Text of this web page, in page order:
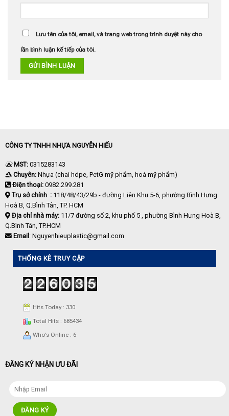
Lưu tên của tôi, email, và trang web trong trình duyệt này cho
lần bình luận kế tiếp của tôi.
CÔNG TY TNHH NHỰA NGUYỄN HIẾU
MST: 0315283143
Chuyên: Nhựa (chai hdpe, PetG mỹ phẩm, hoá mỹ phẩm)
Điện thoại: 0982.299.281
Trụ sở chính : 118/48/43/29b - đường Liên Khu 5-6, phường Bình Hưng
Hoà B, Q.Bình Tân, TP. HCM
Địa chỉ nhà máy: 11/7 đường số 2, khu phố 5 , phường Bình Hưng Hoà B,
Q.Bình Tân, TP.HCM
Email : Nguyenhieuplastic@gmail.com
THỐNG KÊ TRUY CẬP
Hits Today : 330
Total Hits : 685434
Who's Online : 6
ĐĂNG KÝ NHẬN ƯU ĐÃI